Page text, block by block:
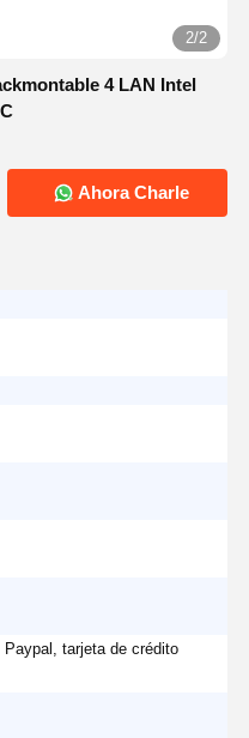
2/2
4 LAN Intel
Ahora Charle
tarjeta de crédito